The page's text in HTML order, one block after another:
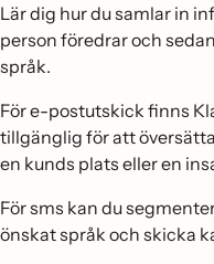
Lär dig hur du samlar in
person föredrar och
språk.
För e-postutskick finns
tillgänglig för att
en kunds plats eller en
För sms kan du
önskat språk och skicka